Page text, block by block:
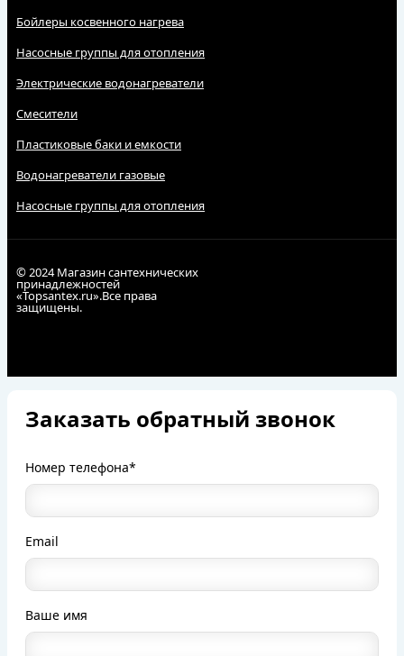
Бойлеры косвенного нагрева
Насосные группы для отопления
Электрические водонагреватели
Смесители
Пластиковые баки и емкости
Водонагреватели газовые
Насосные группы для отопления
© 2024 Магазин сантехнических
принадлежностей
«Topsantex.ru».Все права
защищены.
Заказать обратный звонок
Номер телефона*
Email
Ваше имя